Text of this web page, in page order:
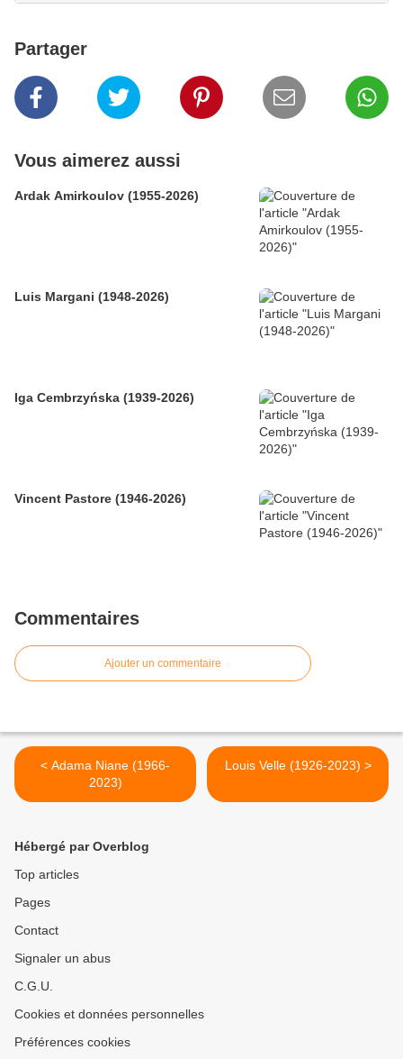
Partager
Vous aimerez aussi
Ardak Amirkoulov (1955-2026)
Luis Margani (1948-2026)
Iga Cembrzyńska (1939-2026)
Vincent Pastore (1946-2026)
Commentaires
Ajouter un commentaire
< Adama Niane (1966-
2023)
Louis Velle (1926-2023) >
Hébergé par Overblog
Top articles
Pages
Contact
Signaler un abus
C.G.U.
Cookies et données personnelles
Préférences cookies